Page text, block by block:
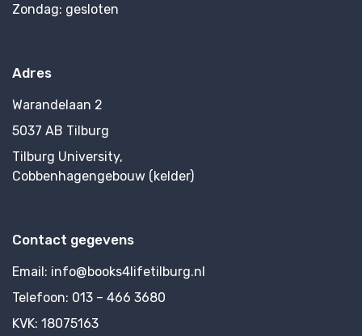
Zondag: gesloten
Adres
Warandelaan 2
5037 AB Tilburg
Tilburg University,
Cobbenhagengebouw (kelder)
Contact gegevens
Email: info@books4lifetilburg.nl
Telefoon: 013 – 466 3680
KVK: 18075163